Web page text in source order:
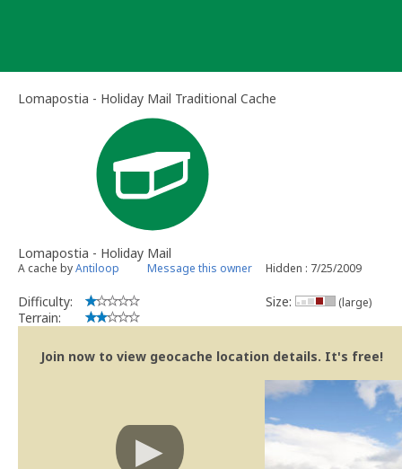
Lomapostia - Holiday Mail Traditional Cache
Lomapostia - Holiday Mail
A cache byAntiloop Message this owner Hidden : 7/25/2009
Difficulty:
Terrain:
Size: (large)
Join now to view geocache location details. It's free!